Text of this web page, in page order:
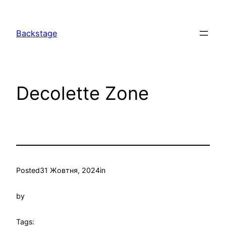
вмісту
Backstage
Decolette Zone
Posted31 Жовтня, 2024in
by
Tags: